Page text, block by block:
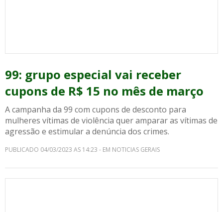
99: grupo especial vai receber
cupons de R$ 15 no mês de março
A campanha da 99 com cupons de desconto para
mulheres vítimas de violência quer amparar as vítimas de
agressão e estimular a denúncia dos crimes.
PUBLICADO 04/03/2023 AS 14:23 - EM NOTICIAS GERAIS